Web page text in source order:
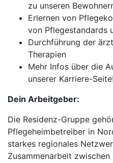
zu unseren
Erlernen von
von Pflegestandards
Durchführung der
Therapien
Mehr Infos über die
unserer Karriere-Seite!
Dein Arbeitgeber:
Die Residenz-Gruppe
Pflegeheimbetreiber in
starkes regionales
Zusammenarbeit